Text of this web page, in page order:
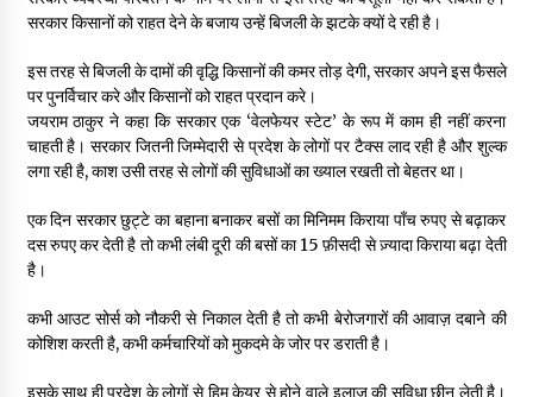
सरकार किसानों को राहत देने के बजाय उन्हें बिजली के झटके क्यों दे रही है।
इस तरह से बिजली के दामों की वृद्धि किसानों की कमर तोड़ देगी, सरकार अपने इस फैसले
पर पुनर्विचार करे और किसानों को राहत प्रदान करे।
जयराम ठाकुर ने कहा कि सरकार एक ‘वेलफेयर स्टेट’ के रूप में काम ही नहीं करना
चाहती है। सरकार जितनी जिम्मेदारी से प्रदेश के लोगों पर टैक्स लाद रही है और शुल्क
लगा रही है, काश उसी तरह से लोगों की सुविधाओं का ख्याल रखती तो बेहतर था।
एक दिन सरकार छुट्टे का बहाना बनाकर बसों का मिनिमम किराया पाँच रुपए से बढ़ाकर
दस रुपए कर देती है तो कभी लंबी दूरी की बसों का 15 फ़ीसदी से ज़्यादा किराया बढ़ा देती
है।
कभी आउट सोर्स को नौकरी से निकाल देती है तो कभी बेरोजगारों की आवाज़ दबाने की
कोशिश करती है, कभी कर्मचारियों को मुकदमे के जोर पर डराती है।
इसके साथ ही प्रदेश के लोगों से हिम केयर से होने वाले इलाज की सुविधा छीन लेती है।